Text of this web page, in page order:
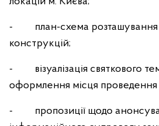
- план-схема розташування
конструкцій;
- візуалізація святкового
оформлення місця проведення
- пропозиції щодо